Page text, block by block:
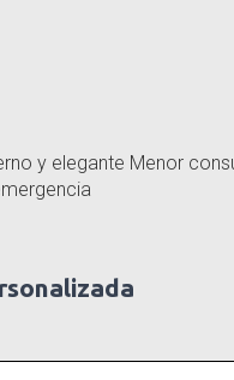
y elegante Menor